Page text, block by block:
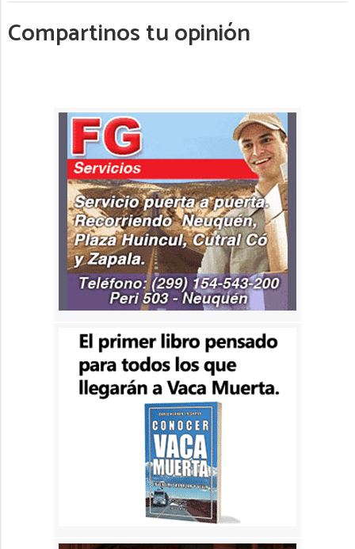
Compartinos tu opinión